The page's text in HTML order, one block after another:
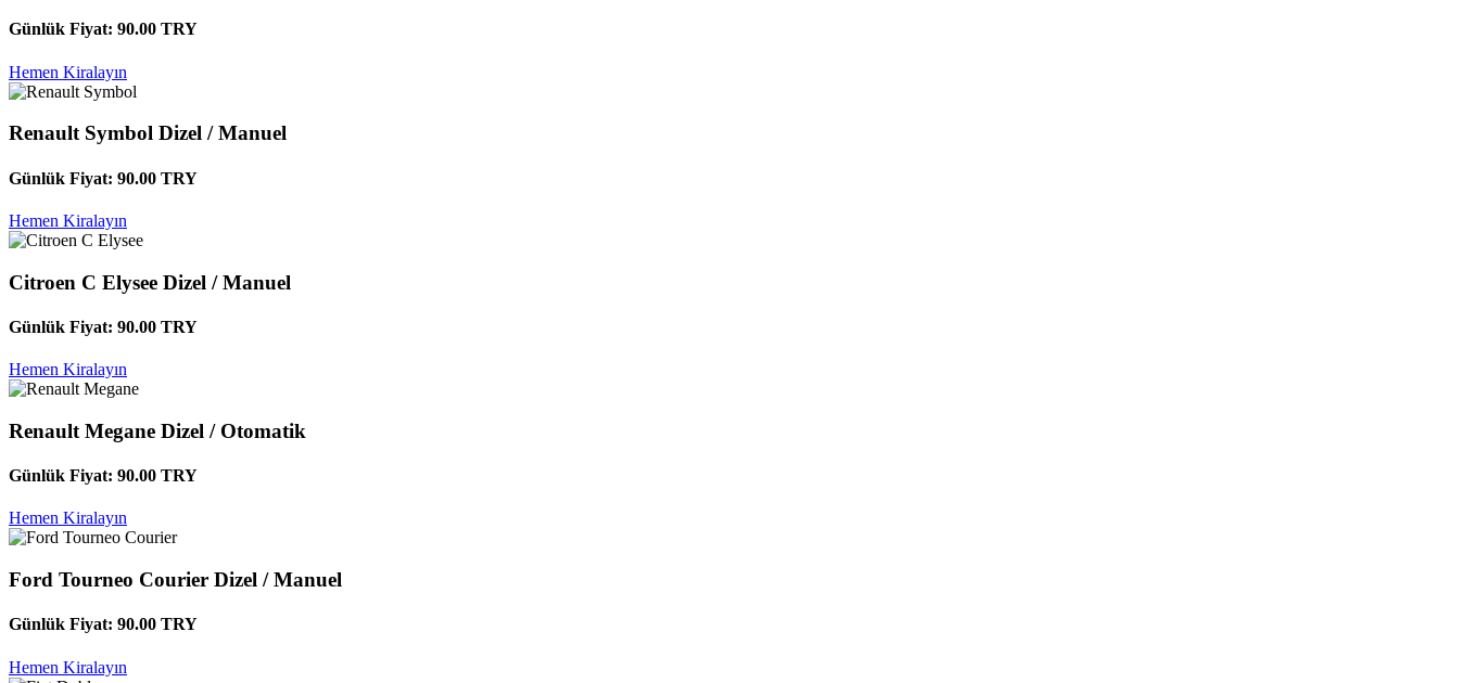
Günlük Fiyat: 90.00 TRY
Hemen Kiralayın
Renault Symbol Dizel / Manuel
Günlük Fiyat: 90.00 TRY
Hemen Kiralayın
Citroen C Elysee Dizel / Manuel
Günlük Fiyat: 90.00 TRY
Hemen Kiralayın
Renault Megane Dizel / Otomatik
Günlük Fiyat: 90.00 TRY
Hemen Kiralayın
Ford Tourneo Courier Dizel / Manuel
Günlük Fiyat: 90.00 TRY
Hemen Kiralayın